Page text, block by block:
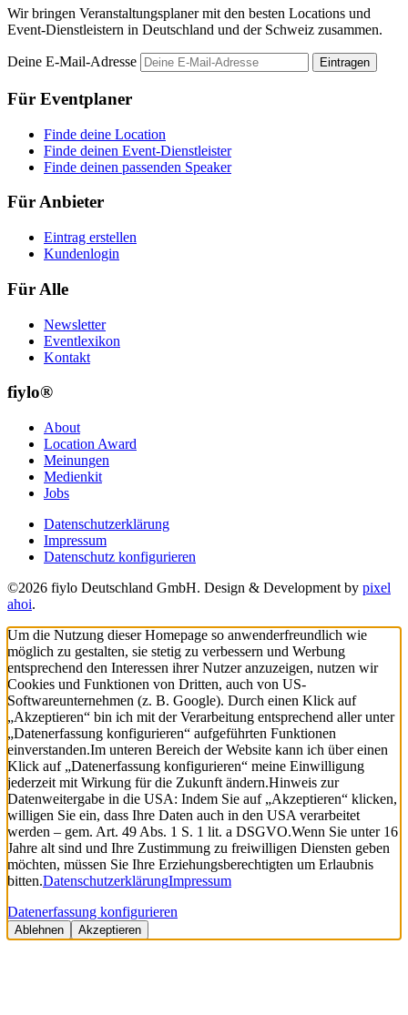
Wir bringen Veranstaltungsplaner mit den besten Locations und
Event-Dienstleistern in Deutschland und der Schweiz zusammen.
Deine E-Mail-Adresse Eintragen
Für Eventplaner
Finde deine Location
Finde deinen Event-Dienstleister
Finde deinen passenden Speaker
Für Anbieter
Eintrag erstellen
Kundenlogin
Für Alle
Newsletter
Eventlexikon
Kontakt
fiylo®
About
Location Award
Meinungen
Medienkit
Jobs
Datenschutzerklärung
Impressum
Datenschutz konfigurieren
©2026 fiylo Deutschland GmbH. Design & Development by pixel
ahoi.
Um die Nutzung dieser Homepage so anwenderfreundlich wie
möglich zu gestalten, sie stetig zu verbessern und Werbung
entsprechend den Interessen ihrer Nutzer anzuzeigen, nutzen wir
Cookies und Funktionen von Dritten, auch von US-
Softwareunternehmen (z. B. Google). Durch einen Klick auf
„Akzeptieren“ bin ich mit der Verarbeitung entsprechend aller unter
„Datenerfassung konfigurieren“ aufgeführten Funktionen
einverstanden.Im unteren Bereich der Website kann ich über einen
Klick auf „Datenerfassung konfigurieren“ meine Einwilligung
jederzeit mit Wirkung für die Zukunft ändern.Hinweis zur
Datenweitergabe in die USA: Indem Sie auf „Akzeptieren“ klicken,
willigen Sie ein, dass Ihre Daten auch in den USA verarbeitet
werden – gem. Art. 49 Abs. 1 S. 1 lit. a DSGVO.Wenn Sie unter 16
Jahre alt sind und Ihre Zustimmung zu freiwilligen Diensten geben
möchten, müssen Sie Ihre Erziehungsberechtigten um Erlaubnis
bitten.DatenschutzerklärungImpressum
Datenerfassung konfigurieren
Ablehnen Akzeptieren